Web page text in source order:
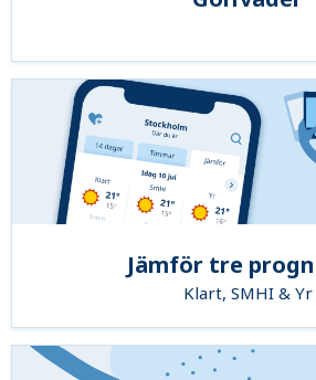
Jämför tre
Klart, SMHI & Yr